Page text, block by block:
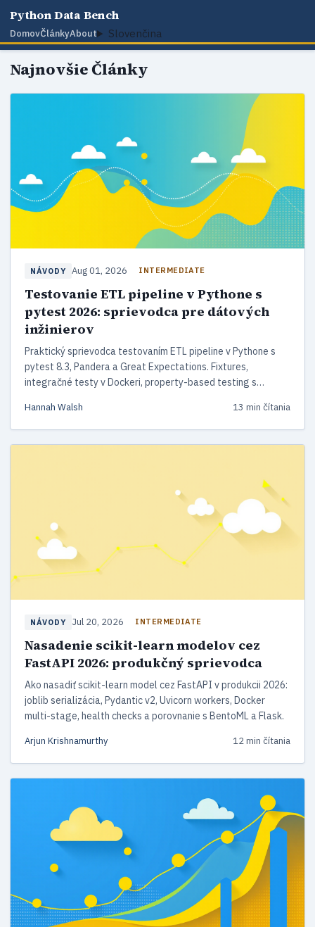
Python Data Bench
DomovČlánkyAbout Slovenčina
Najnovšie Články
NÁVODY Aug 01, 2026 INTERMEDIATE
Testovanie ETL pipeline v Pythone s
pytest 2026: sprievodca pre dátových
inžinierov
Praktický sprievodca testovaním ETL pipeline v Pythone s
pytest 8.3, Pandera a Great Expectations. Fixtures,
integračné testy v Dockeri, property-based testing s
Hannah Walsh 13 min čítania
NÁVODY Jul 20, 2026 INTERMEDIATE
Nasadenie scikit-learn modelov cez
FastAPI 2026: produkčný sprievodca
Ako nasadiť scikit-learn model cez FastAPI v produkcii 2026:
joblib serializácia, Pydantic v2, Uvicorn workers, Docker
multi-stage, health checks a porovnanie s BentoML a Flask.
Arjun Krishnamurthy 12 min čítania